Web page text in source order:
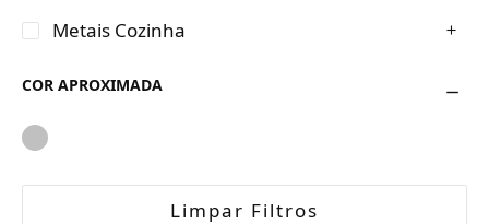
Metais Cozinha
COR APROXIMADA
Limpar Filtros